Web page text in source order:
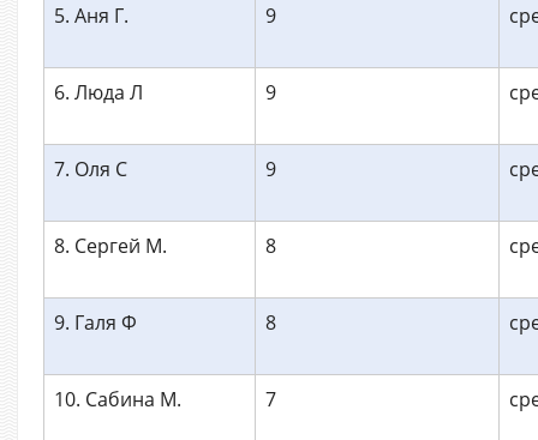
5. Аня Г. 9
6. Люда Л 9
7. Оля С 9
8. Сергей М. 8
9. Галя Ф 8
10. Сабина М. 7